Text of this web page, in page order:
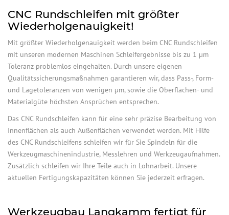
CNC Rundschleifen mit größter
Wiederholgenauigkeit!
Mit größter Wiederholgenauigkeit werden beim CNC Rundschleifen
mit unseren modernen Maschinen Schleifergebnisse bis zu 1 µm
Toleranz problemlos eingehalten. Durch unsere eigenen
Qualitätssicherungsmaßnahmen garantieren wir, dass Pass-, Form-
und Lagetoleranzen von wenigen µm, sowie die Oberflächen- und
Materialgüte höchsten Ansprüchen entsprechen.
Das CNC Rundschleifen kann für eine sehr präzise Bearbeitung von
Innenflächen als auch Außenflächen verwendet werden. Mit Hilfe
des CNC Rundschleifens schleifen wir für Sie Spindeln für die
Werkzeugmaschinenindustrie, Messlehren und Werkzeugaufnahmen.
Zusätzlich schleifen wir Ihre Teile auch in Lohnarbeit. Unsere
aktuellen Fertigungskapazitäten können Sie jederzeit erfragen.
Werkzeugbau Langkamm fertigt für